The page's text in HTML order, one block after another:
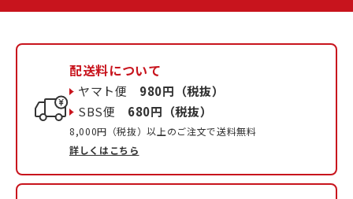
配送料について
ヤマト便 980円（税抜）
SBS便 680円（税抜）
8,000円（税抜）以上のご注文で送料無料
詳しくはこちら